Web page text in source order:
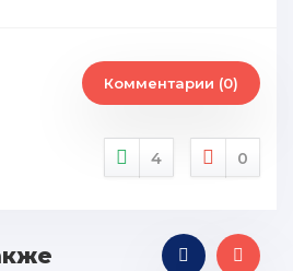
Комментарии (0)
4 0